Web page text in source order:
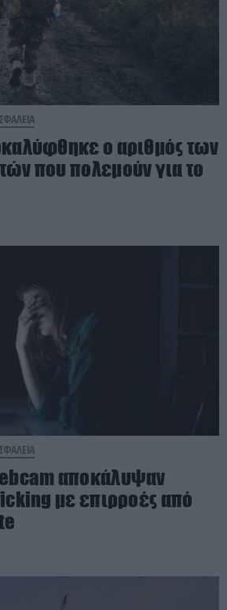
ο αριθμός των
που πολεμούν για το
αποκάλυψαν
με επιρροές από